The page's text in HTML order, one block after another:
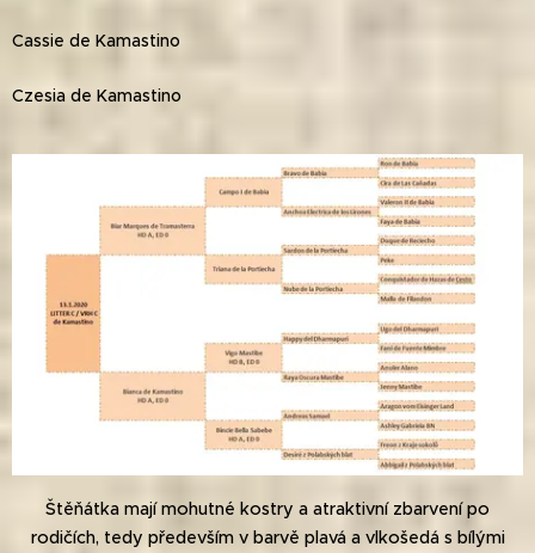
Cassie de Kamastino
Czesia de Kamastino
Štěňátka mají mohutné kostry a atraktivní zbarvení po
rodičích, tedy především v barvě plavá a vlkošedá s bílými